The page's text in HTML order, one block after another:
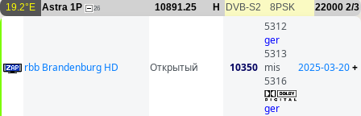
19.2°E Astra 1P 26 10891.25 H DVB-S2 8PSK 22000 2/3
rbb Brandenburg HD Открытый 10350
5312
ger
5313
mis
5316
ger
2025-03-20+